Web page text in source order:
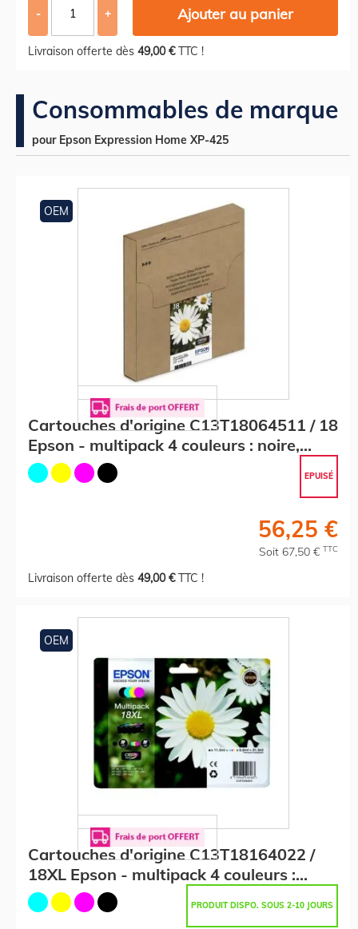
- + Ajouter au panier
Livraison offerte dès 49,00 €TTC !
Consommables de marque
pour Epson Expression Home XP-425
OEM
Cartouches d'origine C13T18064511 / 18
Epson - multipack 4 couleurs : noire,
cyan, magenta, jaune
EPUISÉ
56,25 €
Soit 67,50 € TTC
Livraison offerte dès 49,00 €TTC !
OEM
Cartouches d'origine C13T18164022 /
18XL Epson - multipack 4 couleurs :
noire, cyan, magenta, jaune
PRODUIT DISPO. SOUS 2-10 JOURS